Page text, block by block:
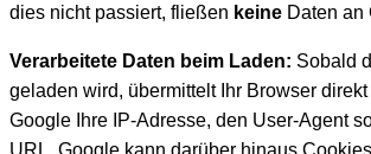
dies nicht passiert, fließen keine Daten an
Verarbeitete Daten beim Laden: Sobald
geladen wird, übermittelt Ihr Browser
Google Ihre IP-Adresse, den User-Agent
URL. Google kann darüber hinaus